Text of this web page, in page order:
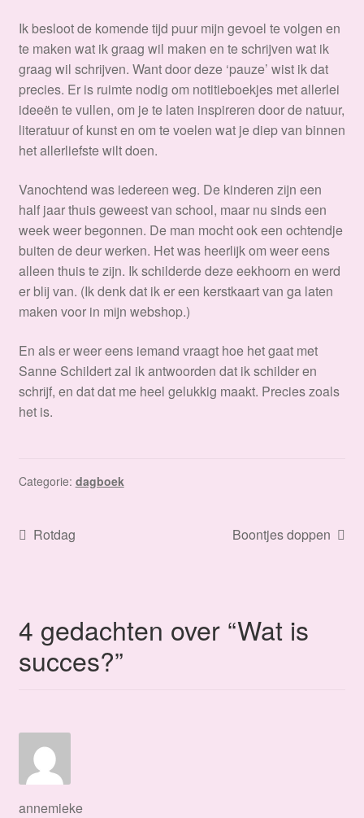
Ik besloot de komende tijd puur mijn gevoel te volgen en
te maken wat ik graag wil maken en te schrijven wat ik
graag wil schrijven. Want door deze ‘pauze’ wist ik dat
precies. Er is ruimte nodig om notitieboekjes met allerlei
ideeën te vullen, om je te laten inspireren door de natuur,
literatuur of kunst en om te voelen wat je diep van binnen
het allerliefste wilt doen.
Vanochtend was iedereen weg. De kinderen zijn een
half jaar thuis geweest van school, maar nu sinds een
week weer begonnen. De man mocht ook een ochtendje
buiten de deur werken. Het was heerlijk om weer eens
alleen thuis te zijn. Ik schilderde deze eekhoorn en werd
er blij van. (Ik denk dat ik er een kerstkaart van ga laten
maken voor in mijn webshop.)
En als er weer eens iemand vraagt hoe het gaat met
Sanne Schildert zal ik antwoorden dat ik schilder en
schrijf, en dat dat me heel gelukkig maakt. Precies zoals
het is.
Categorie: dagboek
Bericht
Vorig
Rotdag
Volgend
Boontjes doppen
4 gedachten over “Wat is
succes?”
annemieke